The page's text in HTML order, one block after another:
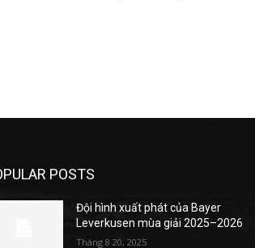
POSTS
Đội hình xuất phát của Bayer
Leverkusen mùa giải 2025–2026
Tháng 8 20, 2025